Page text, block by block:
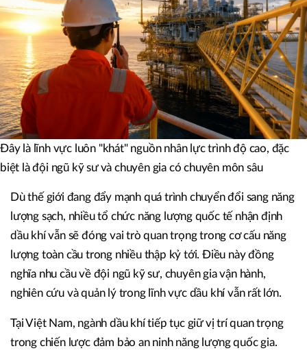
Đây là lĩnh vực luôn "khát" nguồn nhân lực trình độ cao, đặc
biệt là đội ngũ kỹ sư và chuyên gia có chuyên môn sâu
Dù thế giới đang đẩy mạnh quá trình chuyển đổi sang năng
lượng sạch, nhiều tổ chức năng lượng quốc tế nhận định
dầu khí vẫn sẽ đóng vai trò quan trọng trong cơ cấu năng
lượng toàn cầu trong nhiều thập kỷ tới. Điều này đồng
nghĩa nhu cầu về đội ngũ kỹ sư, chuyên gia vận hành,
nghiên cứu và quản lý trong lĩnh vực dầu khí vẫn rất lớn.
Tại Việt Nam, ngành dầu khí tiếp tục giữ vị trí quan trọng
trong chiến lược đảm bảo an ninh năng lượng quốc gia.